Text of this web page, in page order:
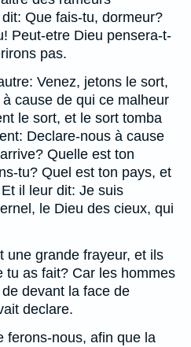
Que fais-tu, dormeur?
Peut-etre Dieu pensera-t-
pas.
Venez, jetons le sort,
cause de qui ce malheur
le sort, et le sort tomba
Declare-nous à cause
Quelle est ton
tu? Quel est ton pays, et
Et il leur dit: Je suis
le Dieu des cieux, qui
une grande frayeur, et ils
tu as fait? Car les hommes
devant la face de
declare.
ferons-nous, afin que la